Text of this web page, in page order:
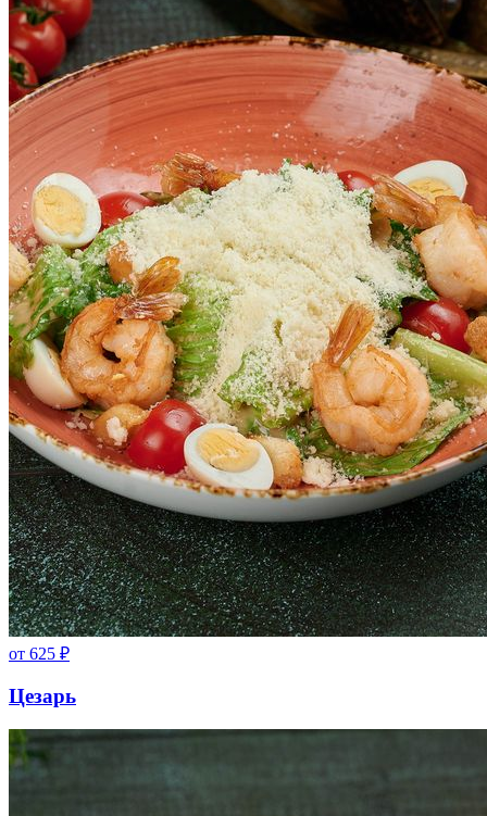
от 625 ₽
Цезарь